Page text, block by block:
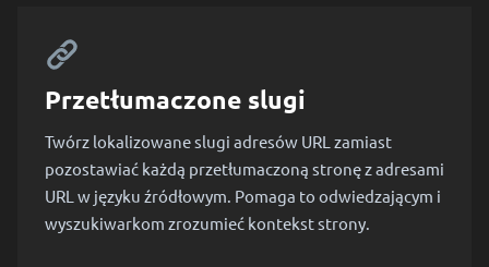
Przetłumaczone slugi
Twórz lokalizowane slugi adresów URL zamiast
pozostawiać każdą przetłumaczoną stronę z adresami
URL w języku źródłowym. Pomaga to odwiedzającym i
wyszukiwarkom zrozumieć kontekst strony.